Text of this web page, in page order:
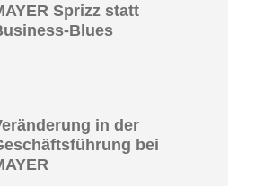
Sprizz statt
Blues
in der
bei